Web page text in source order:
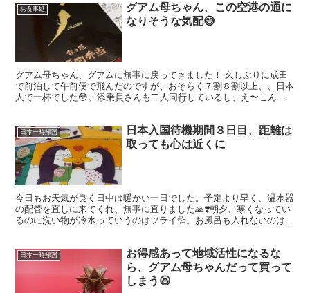
お食事処
グアム母ちゃん、この空港の通に
なりそうな気配😅
グアム母ちゃん、グアムに無事に戻ってきました！ 久しぶりに成田
で前泊して午前便で飛んだのですが、おそらく７割８割以上、、日本
人で一杯でした😳。添乗員さんも二人同行しているし、え〜こんな
日本一時帰国
日本入国待機期間３日目、距離は
取っても心は近くに
今日もお天気が良く日中は暖かい一日でした。予定より早く、温水器
の配管を直しに来てくれ、無事に直りました🙏❣️朝夕、寒くなってい
るのに洗い物が冷水っていうのはツライ💦。お風呂も入れないのは
日本一時帰国
お得感あって地域活性になるな
ら、グアム母ちゃんだって買って
しまう😆